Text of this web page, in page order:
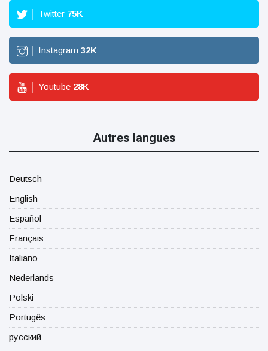
Twitter 75K
Instagram 32K
Youtube 28K
Autres langues
Deutsch
English
Español
Français
Italiano
Nederlands
Polski
Portugês
русский